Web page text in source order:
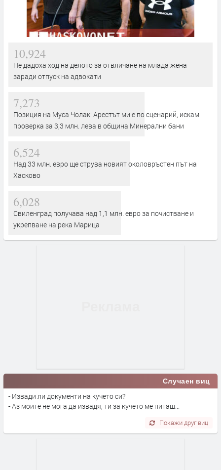
10,924
Не дадоха ход на делото за отвличане на млада жена
заради отпуск на адвокати
7,273
Позиция на Муса Чолак: Арестът ми е по сценарий, искам
проверка за 3,3 млн. лева в община Минерални бани
6,524
Над 33 млн. евро ще струва новият околовръстен път на
Хасково
6,028
Свиленград получава над 1,1 млн. евро за почистване и
укрепване на река Марица
Случаен виц
- Извади ли документи на кучето си?
- Аз моите не мога да извадя, ти за кучето ме питаш...
Покажи друг виц